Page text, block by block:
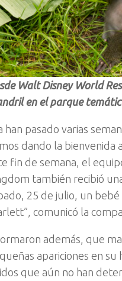
Walt Disney World
en el parque
han pasado varias
dando la bienvenida
fin de semana, el
también recibió
25 de julio, un
comunicó la
además, que
apariciones en
que aún no han